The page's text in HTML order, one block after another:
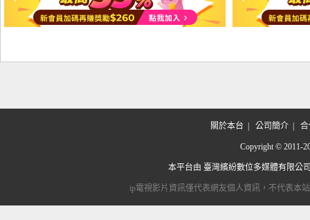
關於本台 公司簡介| 合
Copyright © 2011-
本平台由 臺灣繽紛數位多媒體有限公
ip電視影片資訊僅代表網友個人資訊，不代表本